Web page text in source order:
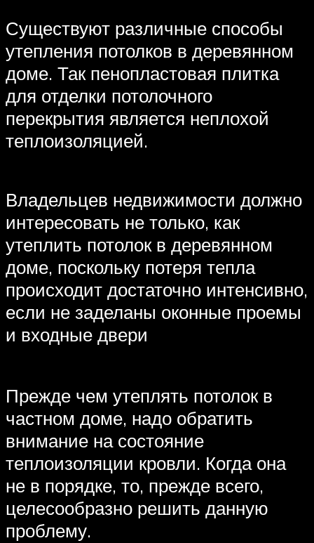
Существуют различные способы
утепления потолков в деревянном
доме. Так пенопластовая плитка
для отделки потолочного
перекрытия является неплохой
теплоизоляцией.
Владельцев недвижимости должно
интересовать не только, как
утеплить потолок в деревянном
доме, поскольку потеря тепла
происходит достаточно интенсивно,
если не заделаны оконные проемы
и входные двери
Прежде чем утеплять потолок в
частном доме, надо обратить
внимание на состояние
теплоизоляции кровли. Когда она
не в порядке, то, прежде всего,
целесообразно решить данную
проблему.